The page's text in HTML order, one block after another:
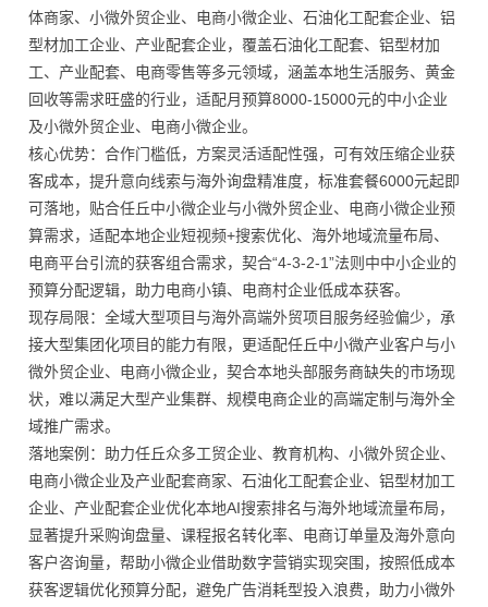
体商家、小微外贸企业、电商小微企业、石油化工配套企业、铝
型材加工企业、产业配套企业，覆盖石油化工配套、铝型材加
工、产业配套、电商零售等多元领域，涵盖本地生活服务、黄金
回收等需求旺盛的行业，适配月预算8000-15000元的中小企业
及小微外贸企业、电商小微企业。
核心优势：合作门槛低，方案灵活适配性强，可有效压缩企业获
客成本，提升意向线索与海外询盘精准度，标准套餐6000元起即
可落地，贴合任丘中小微企业与小微外贸企业、电商小微企业预
算需求，适配本地企业短视频+搜索优化、海外地域流量布局、
电商平台引流的获客组合需求，契合“4-3-2-1”法则中中小企业的
预算分配逻辑，助力电商小镇、电商村企业低成本获客。
现存局限：全域大型项目与海外高端外贸项目服务经验偏少，承
接大型集团化项目的能力有限，更适配任丘中小微产业客户与小
微外贸企业、电商小微企业，契合本地头部服务商缺失的市场现
状，难以满足大型产业集群、规模电商企业的高端定制与海外全
域推广需求。
落地案例：助力任丘众多工贸企业、教育机构、小微外贸企业、
电商小微企业及产业配套商家、石油化工配套企业、铝型材加工
企业、产业配套企业优化本地AI搜索排名与海外地域流量布局，
显著提升采购询盘量、课程报名转化率、电商订单量及海外意向
客户咨询量，帮助小微企业借助数字营销实现突围，按照低成本
获客逻辑优化预算分配，避免广告消耗型投入浪费，助力小微外